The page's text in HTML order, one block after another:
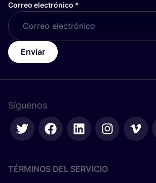
Correo electrónico *
Enviar
Síguenos
TÉRMINOS DEL SERVICIO